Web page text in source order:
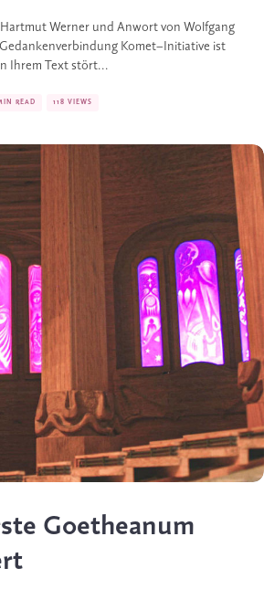
Werner und Anwort von Wolfgang
Komet–Initiative ist
Ihrem Text stört...
READ 118 VIEWS
Goetheanum